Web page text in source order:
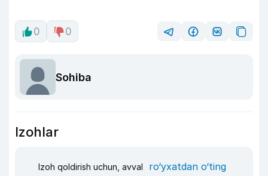
0 0
Sohiba
Izohlar
Izoh qoldirish uchun, avval ro‘yxatdan o‘ting